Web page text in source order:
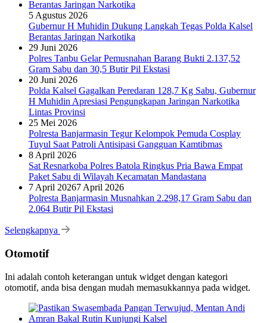
5 Agustus 2026
Gubernur H Muhidin Dukung Langkah Tegas Polda Kalsel
Berantas Jaringan Narkotika
29 Juni 2026
Polres Tanbu Gelar Pemusnahan Barang Bukti 2.137,52
Gram Sabu dan 30,5 Butir Pil Ekstasi
20 Juni 2026
Polda Kalsel Gagalkan Peredaran 128,7 Kg Sabu, Gubernur
H Muhidin Apresiasi Pengungkapan Jaringan Narkotika
Lintas Provinsi
25 Mei 2026
Polresta Banjarmasin Tegur Kelompok Pemuda Cosplay
Tuyul Saat Patroli Antisipasi Gangguan Kamtibmas
8 April 2026
Sat Resnarkoba Polres Batola Ringkus Pria Bawa Empat
Paket Sabu di Wilayah Kecamatan Mandastana
7 April 20267 April 2026
Polresta Banjarmasin Musnahkan 2.298,17 Gram Sabu dan
2.064 Butir Pil Ekstasi
Selengkapnya
Otomotif
Ini adalah contoh keterangan untuk widget dengan kategori
otomotif, anda bisa dengan mudah memasukkannya pada widget.